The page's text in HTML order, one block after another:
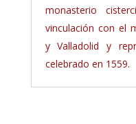
monasterio
vinculación con el
y Valladolid y
celebrado en 1559.